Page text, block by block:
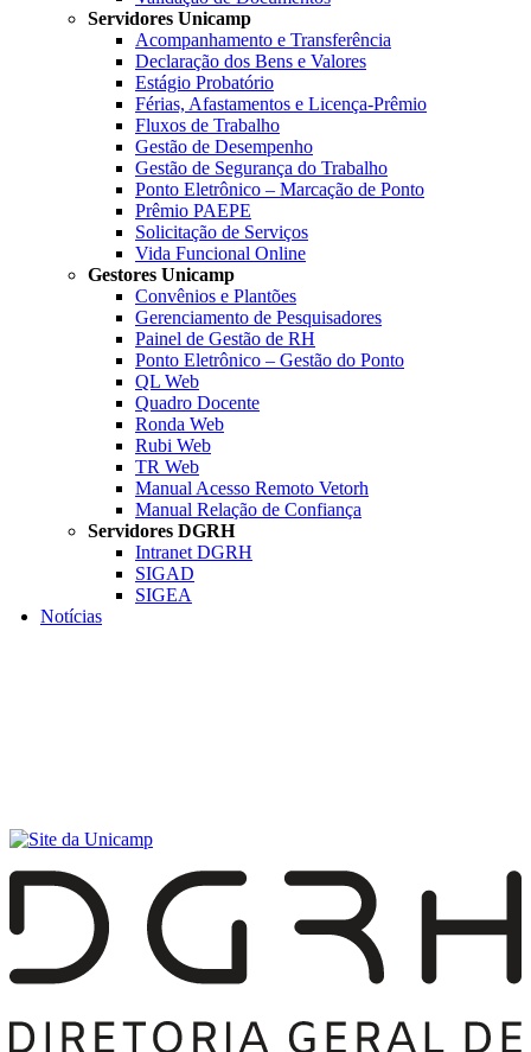
Servidores Unicamp
Acompanhamento e Transferência
Declaração dos Bens e Valores
Estágio Probatório
Férias, Afastamentos e Licença-Prêmio
Fluxos de Trabalho
Gestão de Desempenho
Gestão de Segurança do Trabalho
Ponto Eletrônico – Marcação de Ponto
Prêmio PAEPE
Solicitação de Serviços
Vida Funcional Online
Gestores Unicamp
Convênios e Plantões
Gerenciamento de Pesquisadores
Painel de Gestão de RH
Ponto Eletrônico – Gestão do Ponto
QL Web
Quadro Docente
Ronda Web
Rubi Web
TR Web
Manual Acesso Remoto Vetorh
Manual Relação de Confiança
Servidores DGRH
Intranet DGRH
SIGAD
SIGEA
Notícias